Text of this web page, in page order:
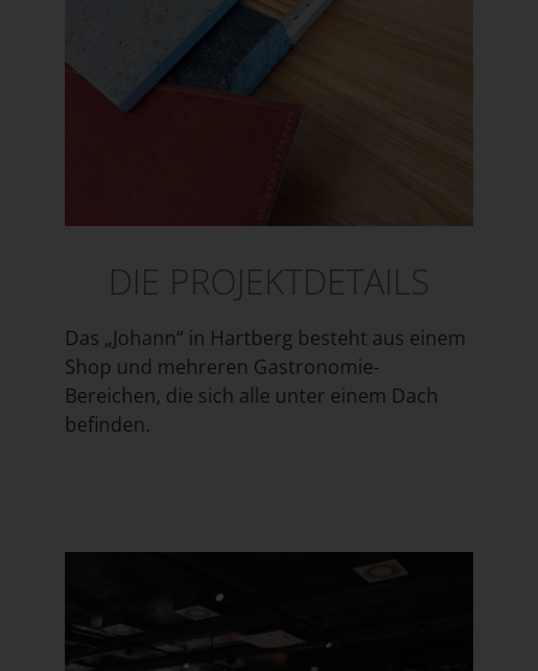
DIE PROJEKTDETAILS
Das „Johann“ in Hartberg besteht aus einem
Shop und mehreren Gastronomie-
Bereichen, die sich alle unter einem Dach
befinden.